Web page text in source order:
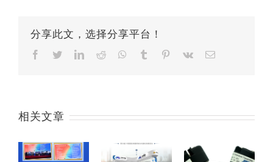
分享此文，选择分享平台！
Facebook
TwitterLinkedIn
Reddit Whatsapp
Tumblr Pinterest
Vk Email
相关文章